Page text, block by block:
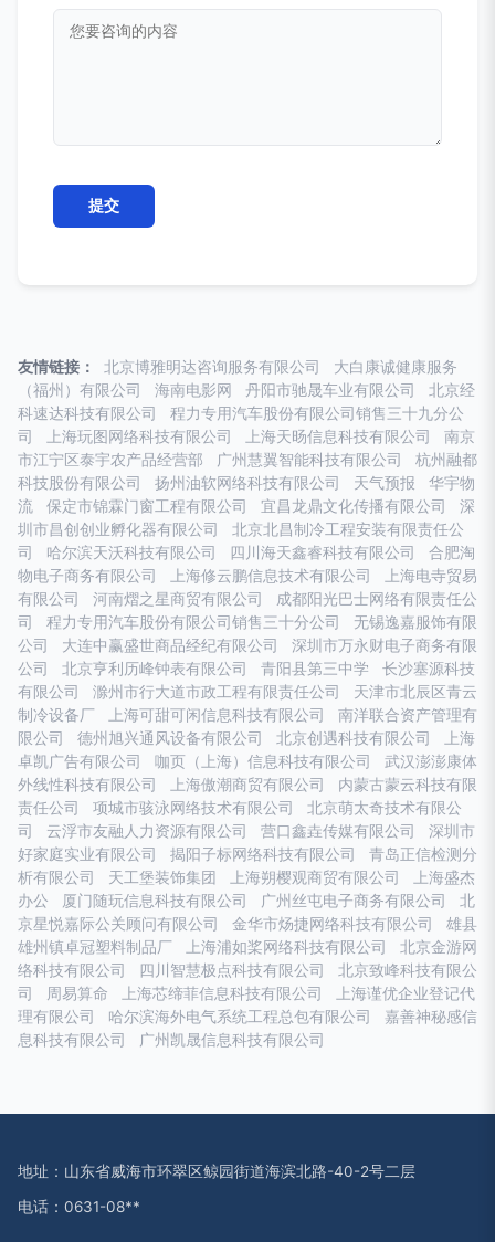
友情链接： 北京博雅明达咨询服务有限公司
大白康诚健康服务
（福州）有限公司
海南电影网 丹阳市驰晟车业有限公司
北京经
科速达科技有限公司
程力专用汽车股份有限公司销售三十九分公
司
上海玩图网络科技有限公司 上海天旸信息科技有限公司
南京
市江宁区泰宇农产品经营部
广州慧翼智能科技有限公司
杭州融都
科技股份有限公司
扬州油软网络科技有限公司 天气预报
华宇物
流
保定市锦霖门窗工程有限公司 宜昌龙鼎文化传播有限公司
深
圳市昌创创业孵化器有限公司
北京北昌制冷工程安装有限责任公
司
哈尔滨天沃科技有限公司 四川海天鑫睿科技有限公司
合肥淘
物电子商务有限公司
上海修云鹏信息技术有限公司
上海电寺贸易
有限公司
河南熠之星商贸有限公司
成都阳光巴士网络有限责任公
司
程力专用汽车股份有限公司销售三十分公司
无锡逸嘉服饰有限
公司
大连中赢盛世商品经纪有限公司
深圳市万永财电子商务有限
公司
北京亨利历峰钟表有限公司 青阳县第三中学
长沙塞源科技
有限公司
滁州市行大道市政工程有限责任公司
天津市北辰区青云
制冷设备厂
上海可甜可闲信息科技有限公司
南洋联合资产管理有
限公司
德州旭兴通风设备有限公司 北京创遇科技有限公司
上海
卓凯广告有限公司
咖页（上海）信息科技有限公司
武汉澎澎康体
外线性科技有限公司
上海傲潮商贸有限公司
内蒙古蒙云科技有限
责任公司
项城市骇泳网络技术有限公司
北京萌太奇技术有限公
司
云浮市友融人力资源有限公司 营口鑫垚传媒有限公司
深圳市
好家庭实业有限公司
揭阳子标网络科技有限公司
青岛正信检测分
析有限公司
天工堡装饰集团 上海朔樱观商贸有限公司
上海盛杰
办公
厦门随玩信息科技有限公司 广州丝屯电子商务有限公司
北
京星悦嘉际公关顾问有限公司
金华市炀捷网络科技有限公司
雄县
雄州镇卓冠塑料制品厂
上海浦如桨网络科技有限公司
北京金游网
络科技有限公司
四川智慧极点科技有限公司
北京致峰科技有限公
司
周易算命 上海芯缔菲信息科技有限公司
上海谨优企业登记代
理有限公司
哈尔滨海外电气系统工程总包有限公司
嘉善神秘感信
息科技有限公司
广州凯晟信息科技有限公司
地址：山东省威海市环翠区鲸园街道海滨北路-40-2号二层
电话：0631-08**